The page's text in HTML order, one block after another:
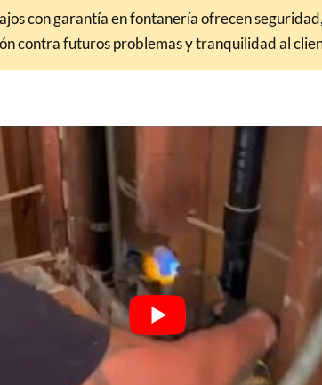
con garantía en fontanería ofrecen
contra futuros problemas y tranquilidad al